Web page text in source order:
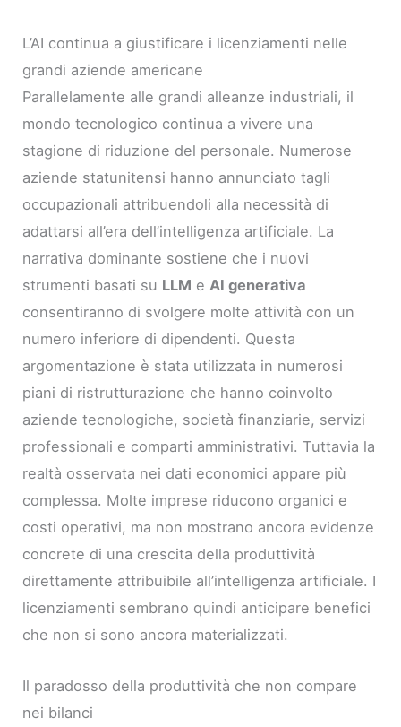
L’AI continua a giustificare i licenziamenti nelle
grandi aziende americane
Parallelamente alle grandi alleanze industriali, il
mondo tecnologico continua a vivere una
stagione di riduzione del personale. Numerose
aziende statunitensi hanno annunciato tagli
occupazionali attribuendoli alla necessità di
adattarsi all’era dell’intelligenza artificiale. La
narrativa dominante sostiene che i nuovi
strumenti basati su LLM eAI generativa
consentiranno di svolgere molte attività con un
numero inferiore di dipendenti. Questa
argomentazione è stata utilizzata in numerosi
piani di ristrutturazione che hanno coinvolto
aziende tecnologiche, società finanziarie, servizi
professionali e comparti amministrativi. Tuttavia la
realtà osservata nei dati economici appare più
complessa. Molte imprese riducono organici e
costi operativi, ma non mostrano ancora evidenze
concrete di una crescita della produttività
direttamente attribuibile all’intelligenza artificiale. I
licenziamenti sembrano quindi anticipare benefici
che non si sono ancora materializzati.
Il paradosso della produttività che non compare
nei bilanci